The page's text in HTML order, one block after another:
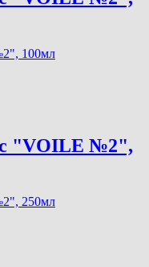
"VOILE №2",